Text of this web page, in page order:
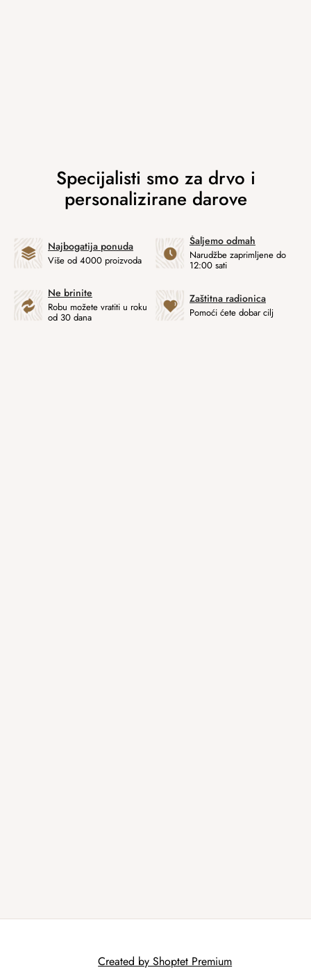
Najbogatija ponuda
Više od 4000 proizvoda
Šaljemo odmah
Narudžbe zaprimljene do
12:00 sati
Ne brinite
Robu možete vratiti u roku
od 30 dana
Zaštitna radionica
Pomoći ćete dobar cilj
Created by Shoptet Premium